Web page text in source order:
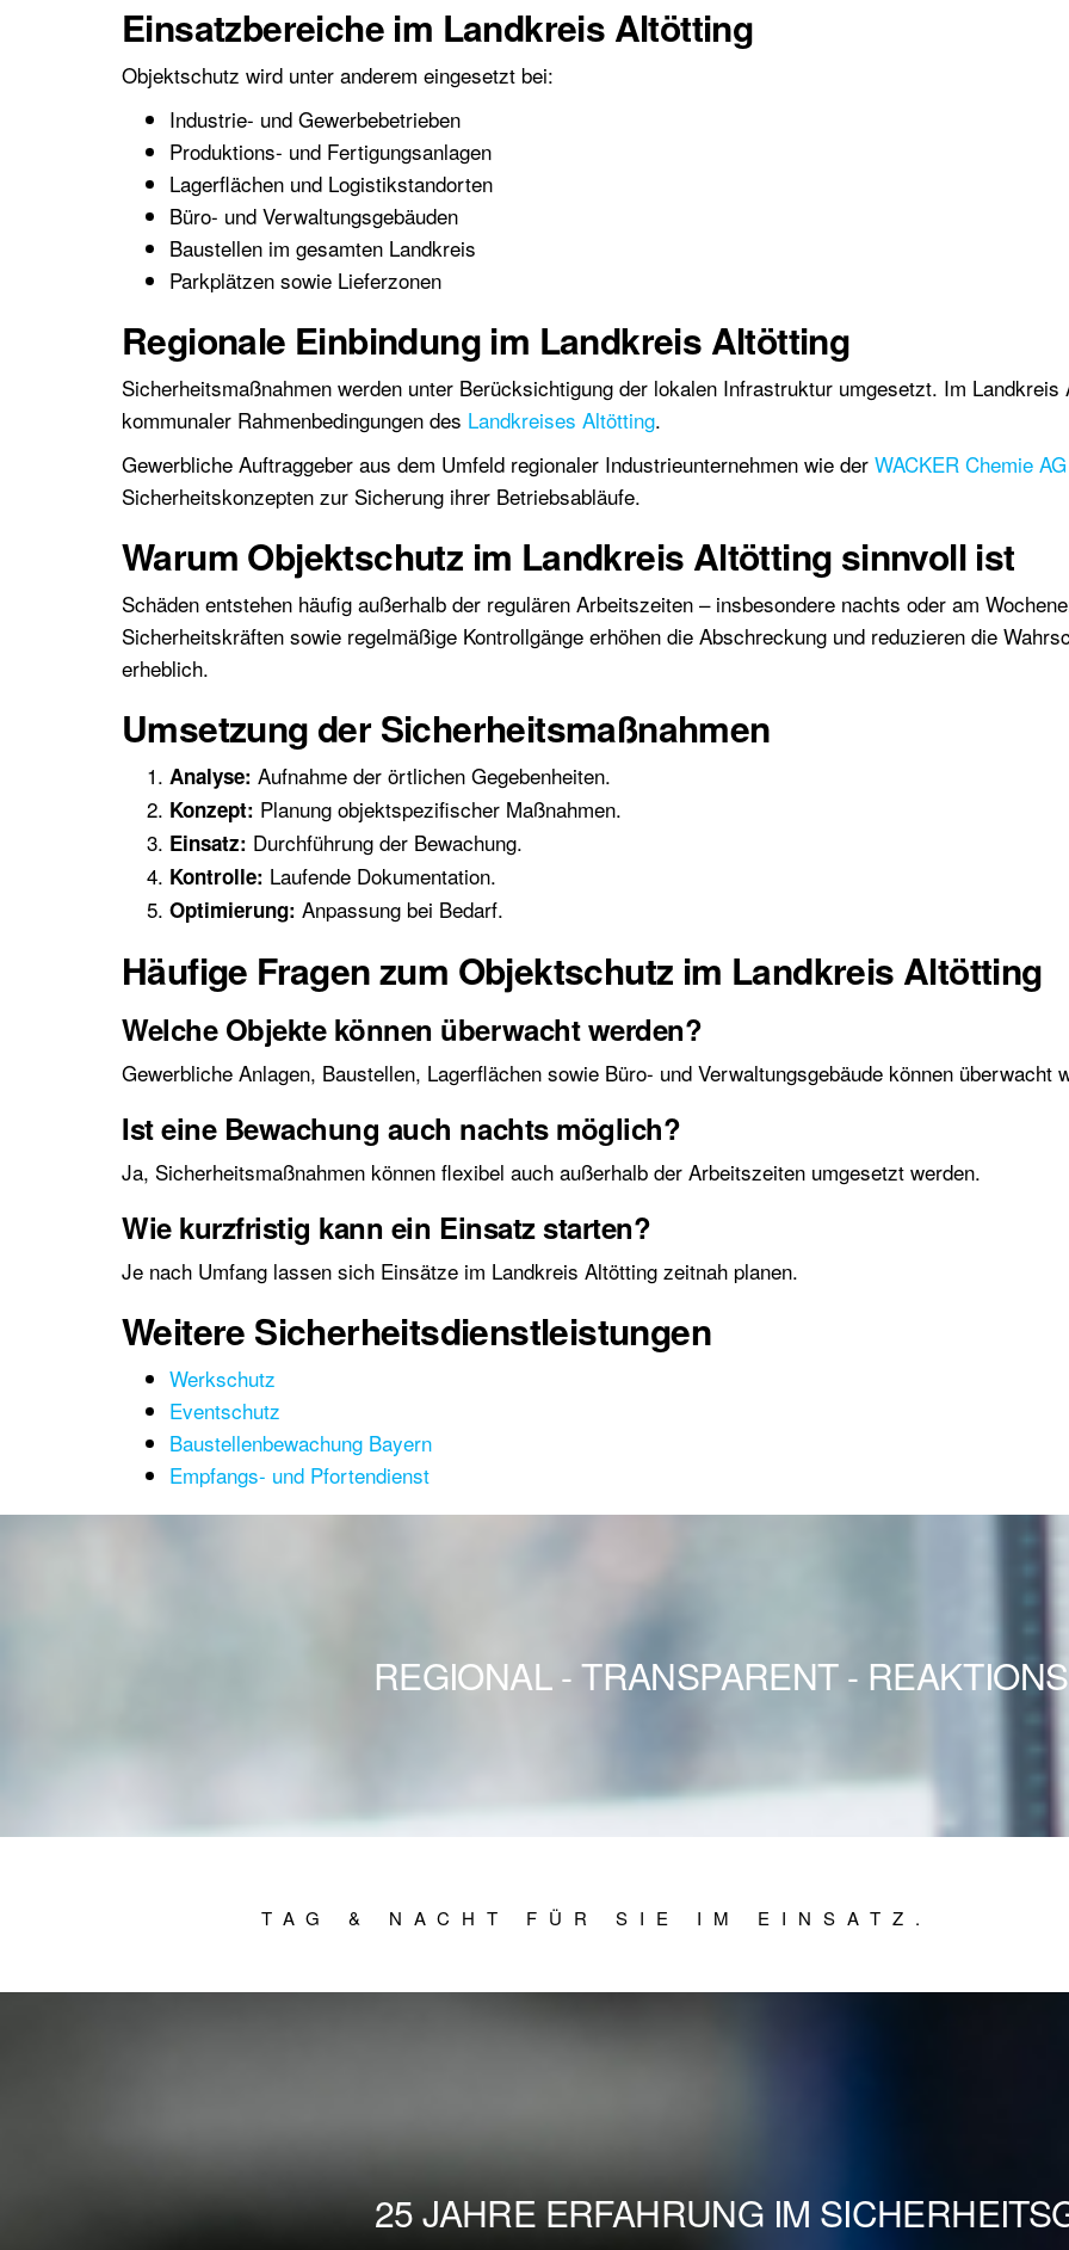
Einsatzbereiche im Landkreis Altötting
Objektschutz wird unter anderem eingesetzt bei:
Industrie- und Gewerbebetrieben
Produktions- und Fertigungsanlagen
Lagerflächen und Logistikstandorten
Büro- und Verwaltungsgebäuden
Baustellen im gesamten Landkreis
Parkplätzen sowie Lieferzonen
Regionale Einbindung im Landkreis Altötting
Sicherheitsmaßnahmen werden unter Berücksichtigung der lokalen Infrastruktur umgesetzt. Im
kommunaler Rahmenbedingungen des Landkreises Altötting.
Gewerbliche Auftraggeber aus dem Umfeld regionaler Industrieunternehmen wie der WACKER Chemie AG
Sicherheitskonzepten zur Sicherung ihrer Betriebsabläufe.
Warum Objektschutz im Landkreis Altötting sinnvoll ist
Schäden entstehen häufig außerhalb der regulären Arbeitszeiten – insbesondere nachts oder am
Sicherheitskräften sowie regelmäßige Kontrollgänge erhöhen die Abschreckung und reduzieren die
erheblich.
Umsetzung der Sicherheitsmaßnahmen
Analyse: Aufnahme der örtlichen Gegebenheiten.
Konzept: Planung objektspezifischer Maßnahmen.
Einsatz: Durchführung der Bewachung.
Kontrolle: Laufende Dokumentation.
Optimierung: Anpassung bei Bedarf.
Häufige Fragen zum Objektschutz im Landkreis Altötting
Welche Objekte können überwacht werden?
Gewerbliche Anlagen, Baustellen, Lagerflächen sowie Büro- und Verwaltungsgebäude können überwacht
Ist eine Bewachung auch nachts möglich?
Ja, Sicherheitsmaßnahmen können flexibel auch außerhalb der Arbeitszeiten umgesetzt werden.
Wie kurzfristig kann ein Einsatz starten?
Je nach Umfang lassen sich Einsätze im Landkreis Altötting zeitnah planen.
Weitere Sicherheitsdienstleistungen
Werkschutz
Eventschutz
Baustellenbewachung Bayern
Empfangs- und Pfortendienst
REGIONAL - TRANSPARENT -
TAG & NACHT FÜR SIE IM EINSATZ.
25 JAHRE ERFAHRUNG IM